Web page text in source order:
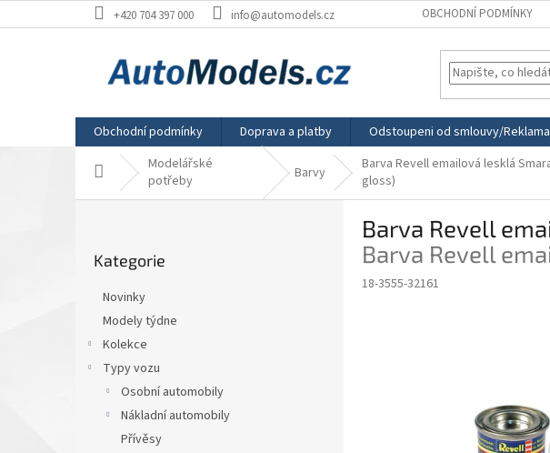
na
+420 704 397 000 info@automodels.cz OBCHODNÍ PODMÍNKY
Obchodní podmínky Doprava a platby Odstoupeni od smlouvy/
Domů Modelářské
potřeby
Barvy Barva Revell emailová lesklá
gloss)
kategorie
Kategorie
Novinky
Modely týdne
Kolekce
Typy vozu
Osobní automobily
Nákladní automobily
Přívěsy
Barva Revell
Barva Revell
18-3555-32161